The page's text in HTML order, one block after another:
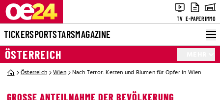
TV E-PAPERIMMO
TICKERSPORTSTARSMAGAZINE
ÖSTERREICH
Österreich Wien Nach Terror: Kerzen und Blumen für Opfer in Wien
GROSSE ANTEILNAHME DER BEVÖLKERUNG